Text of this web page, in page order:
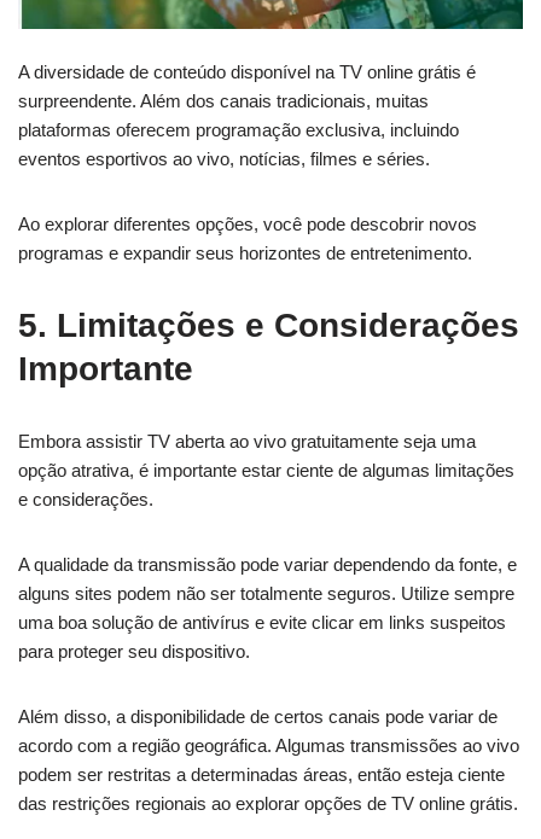
A diversidade de conteúdo disponível na TV online grátis é
surpreendente. Além dos canais tradicionais, muitas
plataformas oferecem programação exclusiva, incluindo
eventos esportivos ao vivo, notícias, filmes e séries.
Ao explorar diferentes opções, você pode descobrir novos
programas e expandir seus horizontes de entretenimento.
5. Limitações e Considerações
Importante
Embora assistir TV aberta ao vivo gratuitamente seja uma
opção atrativa, é importante estar ciente de algumas limitações
e considerações.
A qualidade da transmissão pode variar dependendo da fonte, e
alguns sites podem não ser totalmente seguros. Utilize sempre
uma boa solução de antivírus e evite clicar em links suspeitos
para proteger seu dispositivo.
Além disso, a disponibilidade de certos canais pode variar de
acordo com a região geográfica. Algumas transmissões ao vivo
podem ser restritas a determinadas áreas, então esteja ciente
das restrições regionais ao explorar opções de TV online grátis.